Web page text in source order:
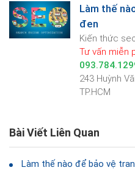
Làm thế
đen
Kiến thức
Tư vấn miễn
243 Huỳnh
TP.HCM
Bài Viết Liên Quan
Làm thế nào để bảo vệ